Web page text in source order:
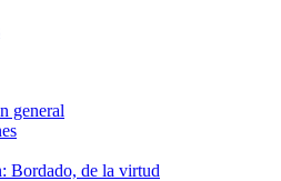
general
Bordado, de la virtud